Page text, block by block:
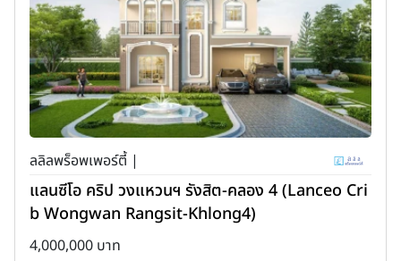
ลลิลพร็อพเพอร์ตี้ |
แลนซีโอ คริป วงแหวนฯ รังสิต-คลอง 4 (Lanceo Cri
b Wongwan Rangsit-Khlong4)
4,000,000 บาท